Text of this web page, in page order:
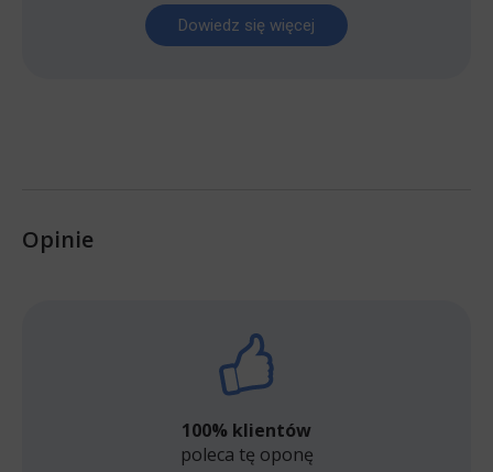
Dowiedz się więcej
Opinie
100% klientów
poleca tę oponę